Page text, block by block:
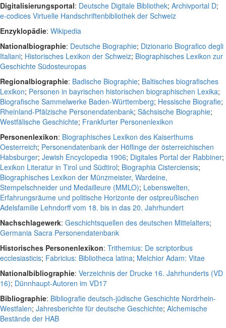
Digitalisierungsportal: Deutsche Digitale Bibliothek; Archivportal D;
e-codices Virtuelle Handschriftenbibliothek der Schweiz
Enzyklopädie: Wikipedia
Nationalbiographie: Deutsche Biographie; Dizionario Biografico degli
Italiani; Historisches Lexikon der Schweiz; Biographisches Lexikon zur
Geschichte Südosteuropas
Regionalbiographie: Badische Biographie; Baltisches biografisches
Lexikon; Personen in bayrischen historischen biographischen Lexika;
Biografische Sammelwerke Baden-Württemberg; Hessische Biografie;
Rheinland-Pfälzische Personendatenbank; Sächsische Biographie;
Westfälische Geschichte; Frankfurter Personenlexikon
Personenlexikon: Biographisches Lexikon des Kaiserthums
Oesterreich; Personendatenbank der Höflinge der österreichischen
Habsburger; Jewish Encyclopedia 1906; Digitales Portal der Rabbiner;
Lexikon Literatur in Tirol und Südtirol; Biographia Cisterciensis;
Biographisches Lexikon der Münzmeister, Wardeine,
Stempelschneider und Medailleure (MMLO); Lebenswelten,
Erfahrungsräume und politische Horizonte der ostpreußischen
Adelsfamilie Lehndorff vom 18. bis in das 20. Jahrhundert
Nachschlagewerk: Geschichtsquellen des deutschen Mittelalters;
Germania Sacra Personendatenbank
Historisches Personenlexikon: Trithemius: De scriptoribus
ecclesiasticis; Fabricius: Bibliotheca latina; Melchior Adam: Vitae
Nationalbibliographie: Verzeichnis der Drucke 16. Jahrhunderts (VD
16); Dünnhaupt-Autoren im VD17
Bibliographie: Bibliografie deutsch-jüdische Geschichte Nordrhein-
Westfalen; Jahresberichte für deutsche Geschichte; Alchemische
Bestände der HAB